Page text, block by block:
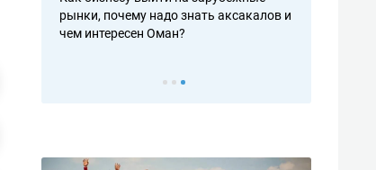
рынки, почему надо знать аксакалов и
чем интересен Оман?